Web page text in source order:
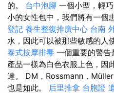
的。 台中泡腳 一個小型，輕
小的女性包中，我們將有一個
登記 養生整復推廣中心 台南
水，因此可以被那些敏感的人
泰式按摩排毒 一個重要的警告
產品一樣為白色衣服上色，因
達。 DM，Rossmann，
也是如此。 后里推拿 台胞證